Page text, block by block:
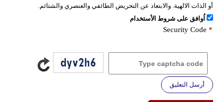
أو الذات الالهية. والابتعاد عن التحريض الطائفي والعنصري والشتائم.
اُوافق على شروط الأستخدام
Security Code *
أرسل التعليق